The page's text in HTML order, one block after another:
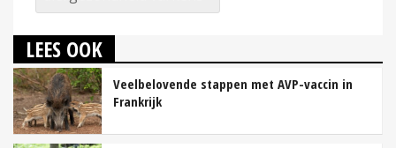
LEES OOK
Veelbelovende stappen met AVP-vaccin in
Frankrijk